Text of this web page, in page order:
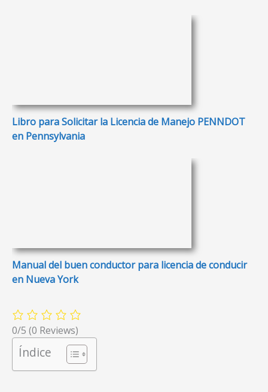
Libro para Solicitar la Licencia de Manejo PENNDOT
en Pennsylvania
Manual del buen conductor para licencia de conducir
en Nueva York
0/5 (0 Reviews)
Índice